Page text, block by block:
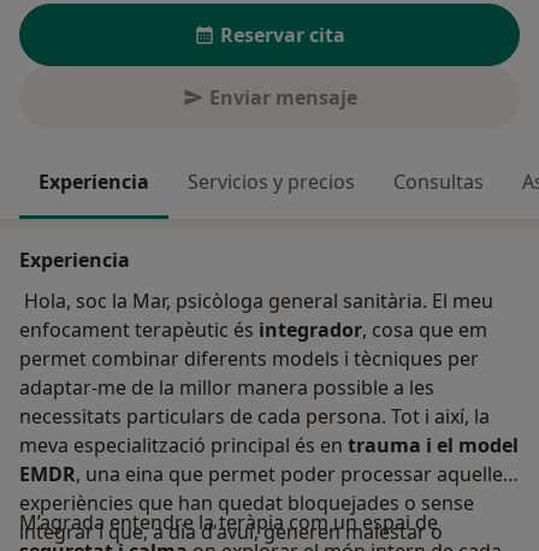
Reservar cita
Enviar mensaje
Experiencia Servicios y precios Consultas
Experiencia
Hola, soc la Mar, psicòloga general sanitària. El meu
enfocament terapèutic és integrador, cosa que em
permet combinar diferents models i tècniques per
adaptar-me de la millor manera possible a les
necessitats particulars de cada persona. Tot i així, la
meva especialització principal és en trauma i el model
EMDR, una eina que permet poder processar aquelles
experiències que han quedat bloquejades o sense
integrar i que, a dia d'avui, generen malestar o
M’agrada entendre la teràpia com un espai de